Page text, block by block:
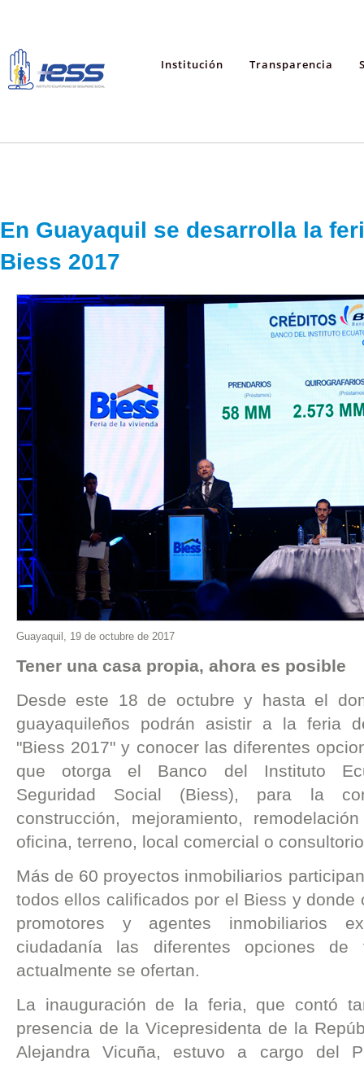
Institución Transparencia
En Guayaquil se desarrolla la
Biess 2017
Guayaquil, 19 de octubre de 2017
Tener una casa propia, ahora es posible
Desde este 18 de octubre y hasta el
guayaquileños podrán asistir a la feria
"Biess 2017" y conocer las diferentes
que otorga el Banco del Instituto
Seguridad Social (Biess), para la
construcción, mejoramiento,
oficina, terreno, local comercial o
Más de 60 proyectos inmobiliarios
todos ellos calificados por el Biess y donde
promotores y agentes inmobiliarios
ciudadanía las diferentes opciones de
actualmente se ofertan.
La inauguración de la feria, que contó
presencia de la Vicepresidenta de la
Alejandra Vicuña, estuvo a cargo del